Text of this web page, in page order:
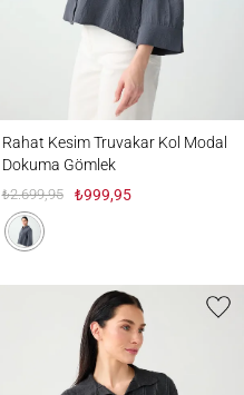
Rahat Kesim Truvakar Kol Modal
Dokuma Gömlek
₺2.699,95 ₺999,95